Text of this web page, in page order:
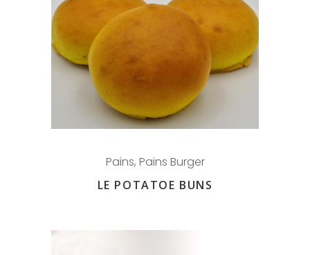
Pains, Pains Burger
LE POTATOE BUNS